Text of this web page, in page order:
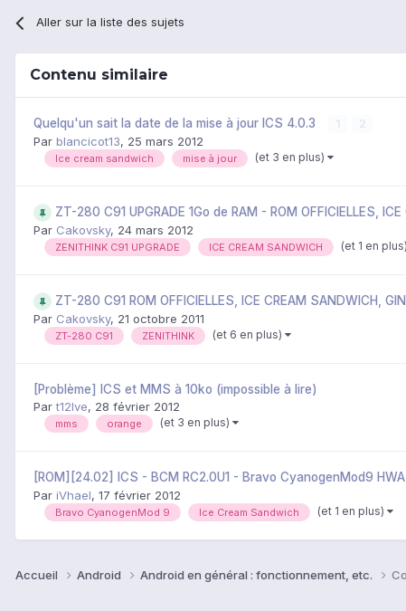
Aller sur la liste des sujets
Contenu similaire
Quelqu'un sait la date de la mise à jour ICS 4.0.3
Par blancicot13, 25 mars 2012
Ice cream sandwich mise à jour (et 3 en plus)
ZT-280 C91 UPGRADE 1Go de RAM - ROM OFFICIELLES,
Par Cakovsky, 24 mars 2012
ZENITHINK C91 UPGRADE ICE CREAM SANDWICH (et 1 en plus)
ZT-280 C91 ROM OFFICIELLES, ICE CREAM SANDWICH,
Par Cakovsky, 21 octobre 2011
ZT-280 C91 ZENITHINK (et 6 en plus)
[Problème] ICS et MMS à 10ko (impossible à lire)
Part12lve, 28 février 2012
mms orange (et 3 en plus)
[ROM][24.02] ICS - BCM RC2.0U1 - Bravo CyanogenMod9
Par iVhael, 17 février 2012
Bravo CyanogenMod 9 Ice Cream Sandwich (et 1 en plus)
Accueil Android Android en général : fonctionnement, etc.